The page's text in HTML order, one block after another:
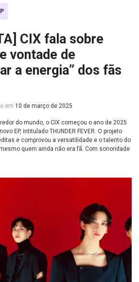
CIX fala sobre
vontade de
a energia” dos fãs
em 10 de março de 2025
do mundo, o CIX começou o ano de 2025
EP, intitulado THUNDER FEVER. O projeto
e comprovou a versatilidade e o talento do
quem ainda não era fã. Com sonoridade